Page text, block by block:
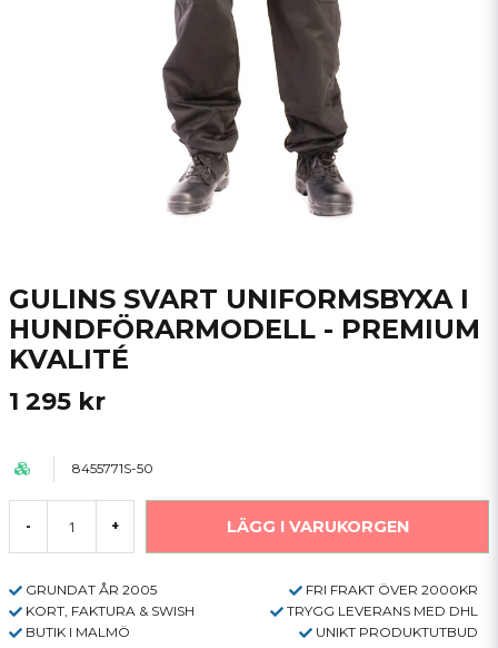
GULINS SVART UNIFORMSBYXA I
HUNDFÖRARMODELL - PREMIUM
KVALITÉ
1 295 kr
8455771S-50
- + LÄGG I VARUKORGEN
GRUNDAT ÅR 2005
FRI FRAKT ÖVER 2000KR
KORT, FAKTURA & SWISH
TRYGG LEVERANS MED DHL
BUTIK I MALMÖ
UNIKT PRODUKTUTBUD